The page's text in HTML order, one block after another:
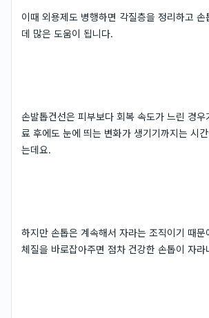
이때 외용제도 병행하면 각질층을 정리하고 손
데 많은 도움이 됩니다.
손발톱건선은 피부보다 회복 속도가 느린 경우
료 후에도 눈에 띄는 변화가 생기기까지는 시
는데요.
하지만 손톱은 계속해서 자라는 조직이기 때문
체질을 바로잡아주면 점차 건강한 손톱이 자라